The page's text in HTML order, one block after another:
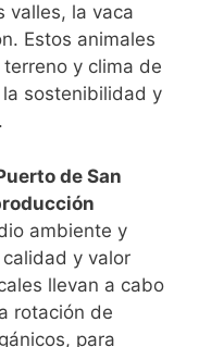
valles, la vaca
Estos animales
y clima de
sostenibilidad y
de San
ambiente y
y valor
llevan a cabo
rotación de
para